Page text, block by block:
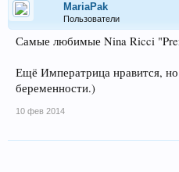
MariaPak
Пользователи
Самые любимые Nina Ricci
Ещё Императрица нравится,
беременности.)
10 фев 2014